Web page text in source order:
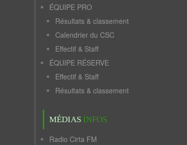
ÉQUIPE PRO
Résultats & classement
Calendrier du CSC
Effectif & Staff
ÉQUIPE RÉSERVE
Effectif & Staff
Résultats & classement
MÉDIAS INFOS
Radio Cirta FM